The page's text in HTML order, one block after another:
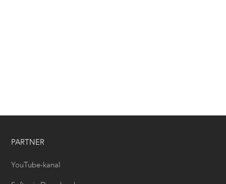
PARTNER
YouTube-kanal